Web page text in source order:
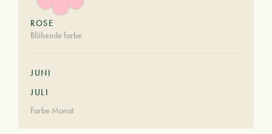
ROSE
Blühende farbe
JUNI
JULI
Farbe Monat